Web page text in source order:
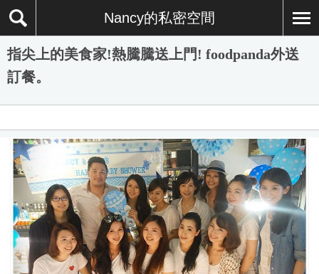
Nancy的私密空間
指尖上的美食家!熱騰騰送上門! foodpanda外送
訂餐。